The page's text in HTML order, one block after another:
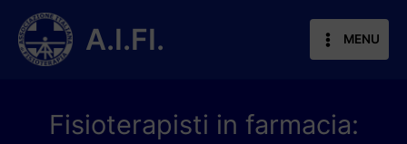
contenuto
A.I.FI. MENU
Fisioterapisti in farmacia: